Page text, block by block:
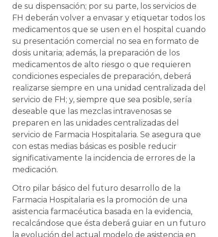
de su dispensación; por su parte, los servicios de
FH deberán volver a envasar y etiquetar todos los
medicamentos que se usen en el hospital cuando
su presentación comercial no sea en formato de
dosis unitaria; además, la preparación de los
medicamentos de alto riesgo o que requieren
condiciones especiales de preparación, deberá
realizarse siempre en una unidad centralizada del
servicio de FH; y, siempre que sea posible, sería
deseable que las mezclas intravenosas se
preparen en las unidades centralizadas del
servicio de Farmacia Hospitalaria. Se asegura que
con estas medias básicas es posible reducir
significativamente la incidencia de errores de la
medicación.
Otro pilar básico del futuro desarrollo de la
Farmacia Hospitalaria es la promoción de una
asistencia farmacéutica basada en la evidencia,
recalcándose que ésta deberá guiar en un futuro
la evolución del actual modelo de asistencia en